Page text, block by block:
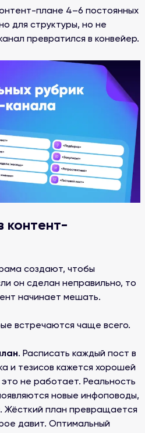
плане 4–6 постоянных
для структуры, но не
превратился в конвейер.
контент-
создают, чтобы
он сделан неправильно, то
начинает мешать.
встречаются чаще всего.
. Расписать каждый пост в
и тезисов кажется хорошей
не работает. Реальность
новые инфоповоды,
Жёсткий план превращается
давит. Оптимальный